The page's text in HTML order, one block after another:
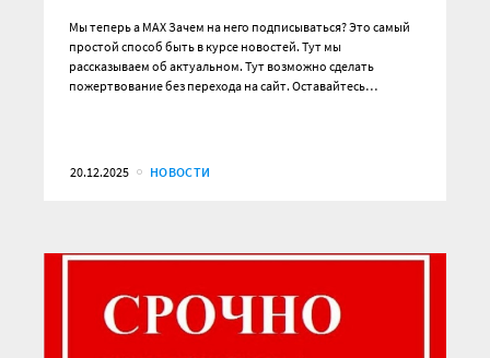
Мы теперь а MAX Зачем на него подписываться? Это самый
простой способ быть в курсе новостей. Тут мы
рассказываем об актуальном. Тут возможно сделать
пожертвование без перехода на сайт. Оставайтесь…
20.12.2025 НОВОСТИ